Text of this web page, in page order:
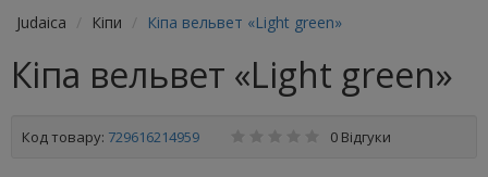
Judaica Кіпи Кіпа вельвет «Light green»
Кіпа вельвет «Light green»
Код товару: 729616214959 0 Відгуки